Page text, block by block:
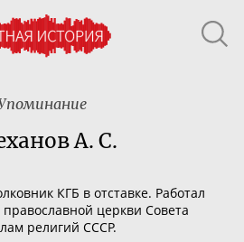
А. С.
КГБ в отставке. Работал
православной церкви Совета
религий СССР.